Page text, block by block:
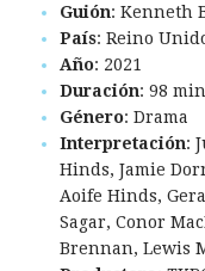
Guión: Kenneth
País: Reino
Año: 2021
Duración: 98
Género: Drama
Interpretación:
Hinds, Jamie
Aoife Hinds,
Sagar, Conor
Brennan, Lewis